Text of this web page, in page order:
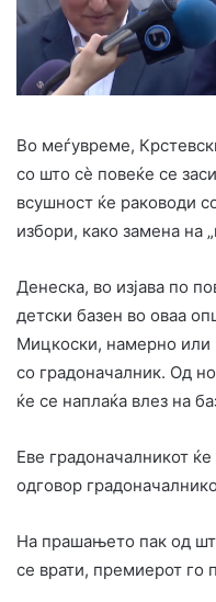
Во меѓувреме,
со што сѐ повеќе се
всушност ќе раководи
избори, како замена на
Денеска, во изјава по
детски базен во оваа
Мицкоски, намерно или
со градоначалник. Од
ќе се наплаќа влез на
Еве градоначалникот
одговор
На прашањето пак од
се врати, премиерот го